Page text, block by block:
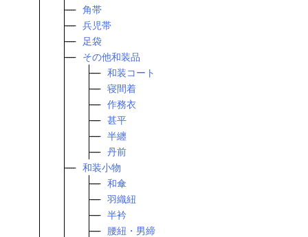
角帯
兵児帯
足袋
その他和装品
和装コート
寝間着
作務衣
甚平
半纏
丹前
和装小物
和傘
羽織紐
半衿
腰紐・男締